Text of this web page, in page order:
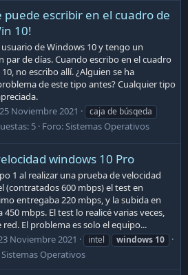
puede escribir en el cuadro de
10!
de Windows 10 y tengo un
de días. Cuando escribo en el cuadro
no escribo allí. ¿Alguien se ha
de este tipo antes? Cualquier tipo
25 Noviembre 2021
caja de búsqeda
5 Foro:Sistemas Operativos
windows 10 Pro
1 al realizar una prueba de velocidad
(contratados 600 mbps) el test en
entregaba 220 mbps, y la subida en
mbps. El test lo realicé varias veces,
El problema es solo el equipo...
Noviembre 2021 intel windows 10
Sistemas Operativos